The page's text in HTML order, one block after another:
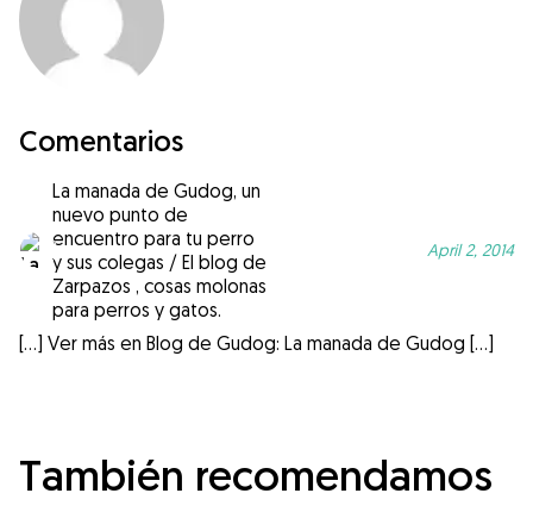
Comentarios
La manada de Gudog, un
nuevo punto de
encuentro para tu perro
y sus colegas / El blog de
Zarpazos , cosas molonas
para perros y gatos.
April 2, 2014
[…] Ver más en Blog de Gudog: La manada de Gudog […]
También recomendamos